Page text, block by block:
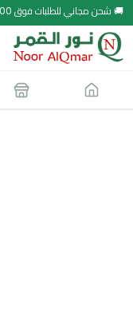
🚚 شحن مجاني للطلبات فوق 200 ر.س